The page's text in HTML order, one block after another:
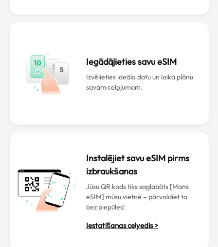
Iegādājieties savu eSIM
Izvēlieties ideālo datu un laika plānu
savam ceļojumam.
Instalējiet savu eSIM pirms
izbraukšanas
Jūsu QR kods tiks saglabāts [Mans
eSIM] mūsu vietnē – pārvaldiet to
bez piepūles!
Iestatīšanas ceļvedis >